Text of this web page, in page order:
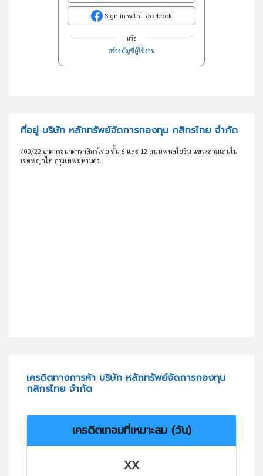
Sign in with Facebook
หรือ
สร้างบัญชีผู้ใช้งาน
ที่อยู่ บริษัท หลักทรัพย์จัดการกองทุน กสิกรไทย จำกัด
400/22 อาคารธนาคารกสิกรไทย ชั้น 6 และ 12 ถนนพหลโยธิน แขวงสามเสนใน
เขตพญาไท กรุงเทพมหานคร
เครดิตทางการค้า บริษัท หลักทรัพย์จัดการกองทุน
กสิกรไทย จำกัด
เครดิตเทอมที่เหมาะสม (วัน)
XX